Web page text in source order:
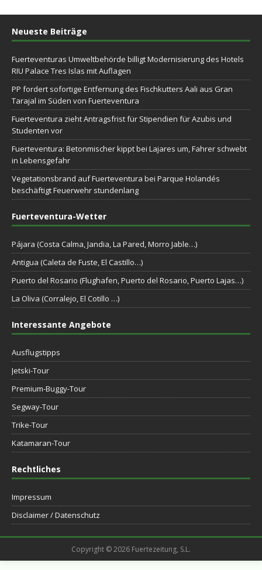
Neueste Beiträge
Fuerteventuras Umweltbehörde billigt Modernisierung des Hotels
RIU Palace Tres Islas mit Auflagen
PP fordert sofortige Entfernung des Fischkutters Aali aus Gran
Tarajal im Süden von Fuerteventura
Fuerteventura zieht Antragsfrist für Stipendien für Azubis und
Studenten vor
Fuerteventura: Betonmischer kippt bei Lajares um, Fahrer schwebt
in Lebensgefahr
Vegetationsbrand auf Fuerteventura bei Parque Holandés
beschäftigt Feuerwehr stundenlang
Fuerteventura-Wetter
Pájara (Costa Calma, Jandia, La Pared, Morro Jable…)
Antigua (Caleta de Fuste, El Castillo…)
Puerto del Rosario (Flughafen, Puerto del Rosario, Puerto Lajas…)
La Oliva (Corralejo, El Cotillo …)
Interessante Angebote
Ausflugstipps
Jetski-Tour
Premium-Buggy-Tour
Segway-Tour
Trike-Tour
Katamaran-Tour
Rechtliches
Impressum
Disclaimer / Datenschutz
Copyright © 2026 Fuertezeitung, S.L.